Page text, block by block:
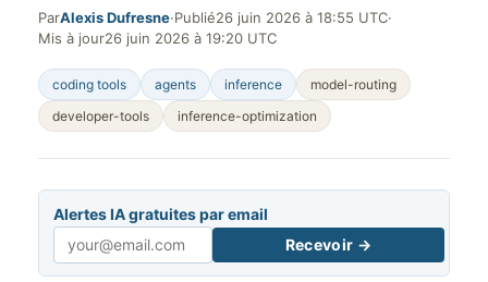
ParAlexis Dufresne·Publié26 juin 2026 à 18:55 UTC·
Mis à jour26 juin 2026 à 19:20 UTC
coding tools agents inference
model-routing
developer-tools
inference-optimization
Alertes IA gratuites par email
Email
Recevoir →